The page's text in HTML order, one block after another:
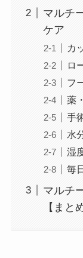
マルチ
ケア
カ
ロ
フ
薬
手
水
湿
毎
マルチ
【まと